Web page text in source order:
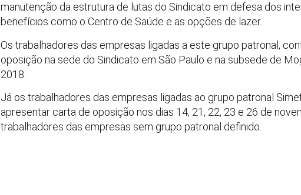
manutenção da estrutura de lutas do Sindicato em defesa dos
benefícios como o Centro de Saúde e as opções de lazer.
Os trabalhadores das empresas ligadas a este grupo patronal,
oposição na sede do Sindicato em São Paulo e na subsede de
2018.
Já os trabalhadores das empresas ligadas ao grupo patronal
apresentar carta de oposição nos dias 14, 21, 22, 23 e 26 de
trabalhadores das empresas sem grupo patronal definido.